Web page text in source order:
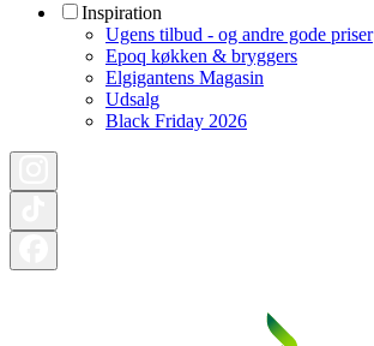
Inspiration
Ugens tilbud - og andre gode priser
Epoq køkken & bryggers
Elgigantens Magasin
Udsalg
Black Friday 2026